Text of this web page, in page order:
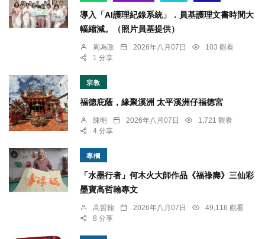
導入「AI護理紀錄系統」．員基護理文書時間大
幅縮減。（照片員基提供）
周為政 2026年八月07日
103 觀看
1 分享
宗教
福德庇蔭，緣聚溪洲 太平溪洲仔福德宮
陳明 2026年八月07日
1,721 觀看
4 分享
專欄
「水墨行者」何木火大師作品《福祿壽》三仙彩
墨寶高哲翰專文
高哲翰 2026年八月07日
49,116 觀看
8 分享